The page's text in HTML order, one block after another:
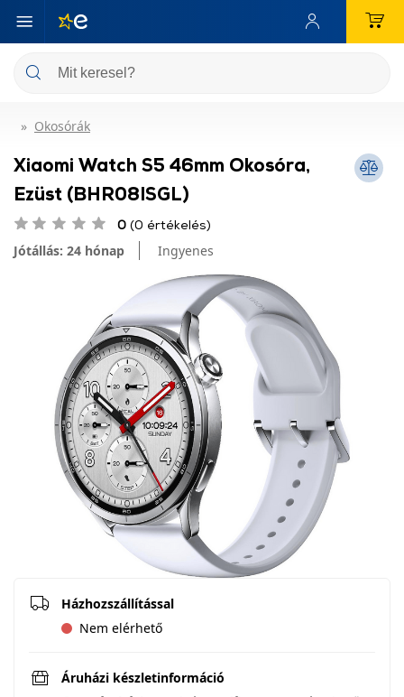
Okosórák
Xiaomi Watch S5 46mm Okosóra,
Ezüst (BHR08ISGL)
0 (0 értékelés)
Jótállás: 24 hónap Ingyenes
Házhozszállítással
Nem elérhető
Áruházi készletinformáció